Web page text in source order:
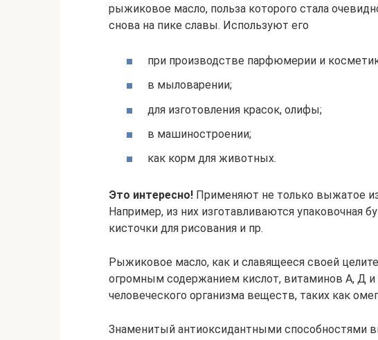
рыжиковое масло, польза которого стала
снова на пике славы. Используют его
при производстве парфюмерии и
в мыловарении;
для изготовления красок, олифы;
в машиностроении;
как корм для животных.
Это интересно! Применяют не только выжатое
Например, из них изготавливаются упаковочная
кисточки для рисования и пр.
Рыжиковое масло, как и славящееся своей
огромным содержанием кислот, витаминов А, Д и
человеческого организма веществ, таких как
Знаменитый антиоксидантными способностями